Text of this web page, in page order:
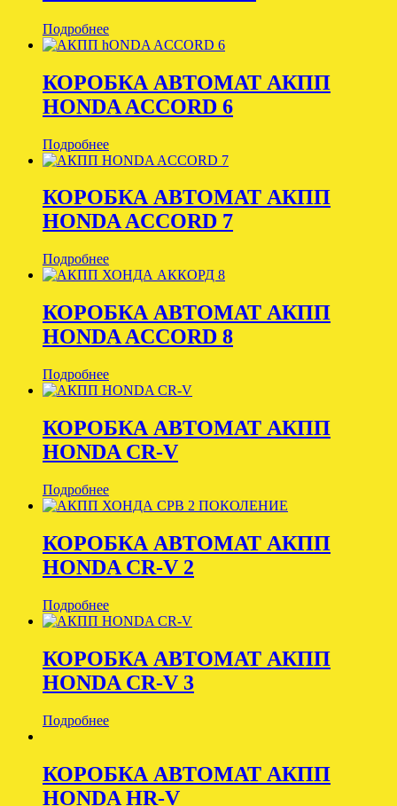
Подробнее
КОРОБКА АВТОМАТ АКПП
HONDA ACCORD 6
Подробнее
КОРОБКА АВТОМАТ АКПП
HONDA ACCORD 7
Подробнее
КОРОБКА АВТОМАТ АКПП
HONDA ACCORD 8
Подробнее
КОРОБКА АВТОМАТ АКПП
HONDA CR-V
Подробнее
КОРОБКА АВТОМАТ АКПП
HONDA CR-V 2
Подробнее
КОРОБКА АВТОМАТ АКПП
HONDA CR-V 3
Подробнее
КОРОБКА АВТОМАТ АКПП
HONDA HR-V